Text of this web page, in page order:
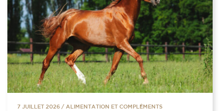
7 JUILLET 2026 / ALIMENTATION ET COMPLÉMENTS